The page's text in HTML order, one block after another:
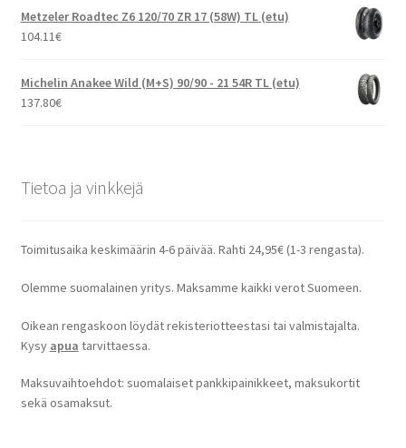
Metzeler Roadtec Z6 120/70 ZR 17 (58W) TL (etu)
104.11€
Michelin Anakee Wild (M+S) 90/90 - 21 54R TL (etu)
137.80€
Tietoa ja vinkkejä
Toimitusaika keskimäärin 4-6 päivää. Rahti 24,95€ (1-3 rengasta).
Olemme suomalainen yritys. Maksamme kaikki verot Suomeen.
Oikean rengaskoon löydät rekisteriotteestasi tai valmistajalta.
Kysy apua tarvittaessa.
Maksuvaihtoehdot: suomalaiset pankkipainikkeet, maksukortit
sekä osamaksut.